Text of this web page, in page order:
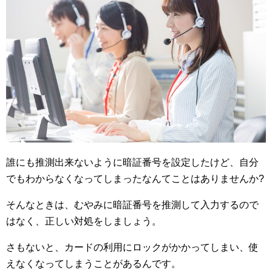
誰にも推測出来ないように暗証番号を設定したけど、自分
でもわからなくなってしまったなんてことはありませんか?
そんなときは、むやみに暗証番号を推測して入力するので
はなく、正しい対処をしましょう。
さもないと、カードの利用にロックがかかってしまい、使
えなくなってしまうことがあるんです。